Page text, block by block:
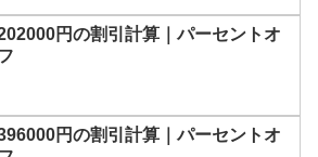
円の割引計算｜パーセントオ
円の割引計算｜パーセントオ